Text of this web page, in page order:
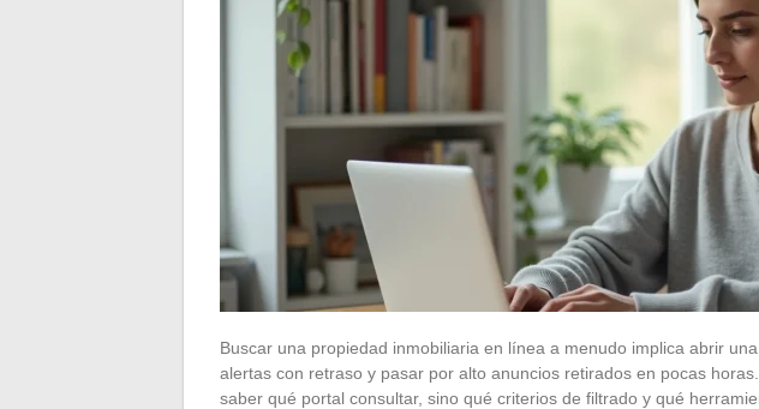
Buscar una propiedad inmobiliaria en línea a menudo implica abrir
alertas con retraso y pasar por alto anuncios retirados en pocas
saber qué portal consultar, sino qué criterios de filtrado y qué